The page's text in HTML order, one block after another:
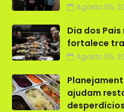
Agosto 05,
Dia dos
fortalece
Agosto 05,
ajudam
desperdícios